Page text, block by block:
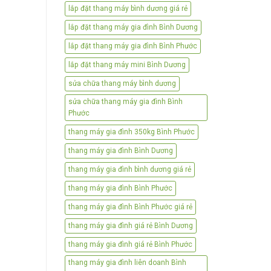
lắp đặt thang máy bình dương giá rẻ
lắp đặt thang máy gia đình Bình Dương
lắp đặt thang máy gia đình Bình Phước
lắp đặt thang máy mini Bình Dương
sửa chữa thang máy bình dương
sửa chữa thang máy gia đình Bình
Phước
thang máy gia đình 350kg Bình Phước
thang máy gia đình Bình Dương
thang máy gia đình bình dương giá rẻ
thang máy gia đình Bình Phước
thang máy gia đình Bình Phước giá rẻ
thang máy gia đình giá rẻ Bình Dương
thang máy gia đình giá rẻ Bình Phước
thang máy gia đình liên doanh Bình